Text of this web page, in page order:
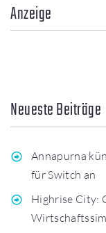
Anzeige
Neueste Beiträge
Annapurna
für Switch an
Highrise City: